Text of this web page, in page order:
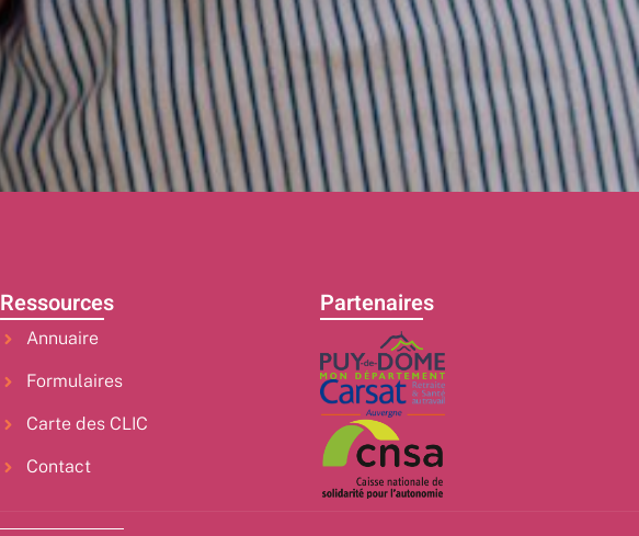
Ressources
Annuaire
Formulaires
Carte des CLIC
Contact
Partenaires